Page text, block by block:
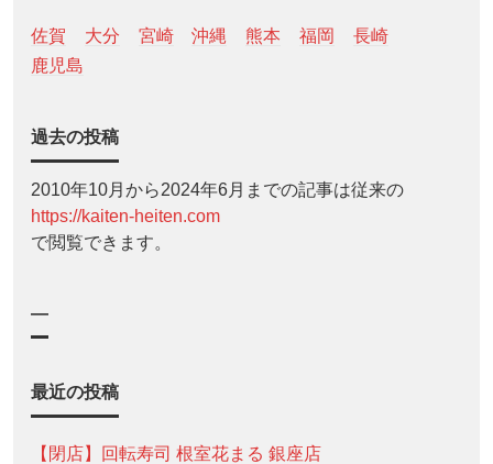
佐賀 大分 宮崎 沖縄 熊本 福岡
長崎
鹿児島
過去の投稿
2010年10月から2024年6月までの記事は従来の
https://kaiten-heiten.com
で閲覧できます。
—
最近の投稿
【閉店】回転寿司 根室花まる 銀座店